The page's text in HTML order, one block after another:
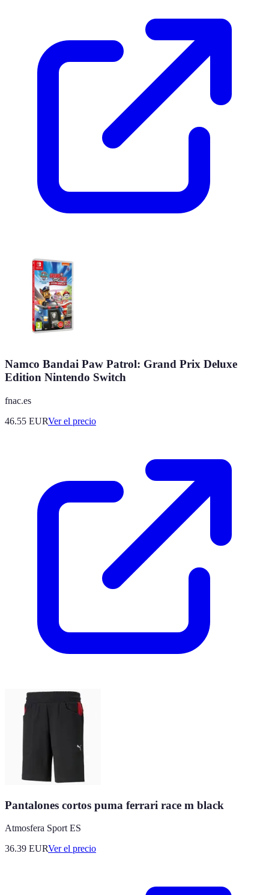
Namco Bandai Paw Patrol: Grand Prix Deluxe
Edition Nintendo Switch
fnac.es
46.55 EURVer el precio
Pantalones cortos puma ferrari race m black
Atmosfera Sport ES
36.39 EURVer el precio